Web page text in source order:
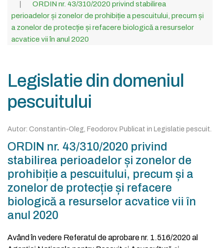
ORDIN nr. 43/310/2020 privind stabilirea
perioadelor și zonelor de prohibiție a pescuitului, precum și
a zonelor de protecție și refacere biologică a resurselor
acvatice vii în anul 2020
Legislatie din domeniul
pescuitului
Autor: Constantin-Oleg, Feodorov. Publicat in Legislatie pescuit.
ORDIN nr. 43/310/2020 privind
stabilirea perioadelor și zonelor de
prohibiție a pescuitului, precum și a
zonelor de protecție și refacere
biologică a resurselor acvatice vii în
anul 2020
Având în vedere Referatul de aprobare nr. 1.516/2020 al